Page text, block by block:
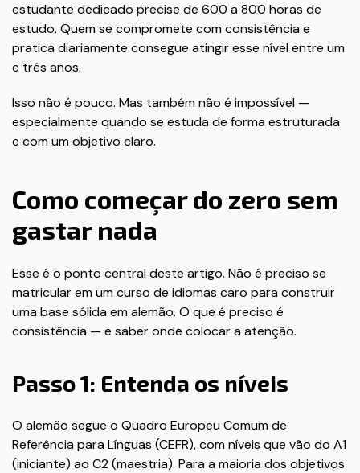
estudante dedicado precise de 600 a 800 horas de
estudo. Quem se compromete com consistência e
pratica diariamente consegue atingir esse nível entre um
e três anos.
Isso não é pouco. Mas também não é impossível —
especialmente quando se estuda de forma estruturada
e com um objetivo claro.
Como começar do zero sem
gastar nada
Esse é o ponto central deste artigo. Não é preciso se
matricular em um curso de idiomas caro para construir
uma base sólida em alemão. O que é preciso é
consistência — e saber onde colocar a atenção.
Passo 1: Entenda os níveis
O alemão segue o Quadro Europeu Comum de
Referência para Línguas (CEFR), com níveis que vão do A1
(iniciante) ao C2 (maestria). Para a maioria dos objetivos